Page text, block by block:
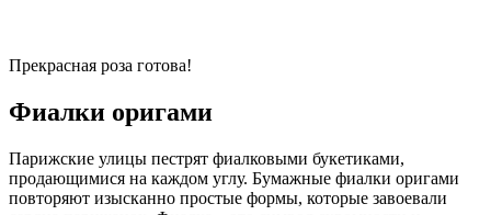
Прекрасная роза готова!
Фиалки оригами
Парижские улицы пестрят фиалковыми букетиками,
продающимися на каждом углу. Бумажные фиалки оригами
повторяют изысканно простые формы, которые завоевали